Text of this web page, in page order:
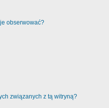
obserwować?
związanych z tą witryną?